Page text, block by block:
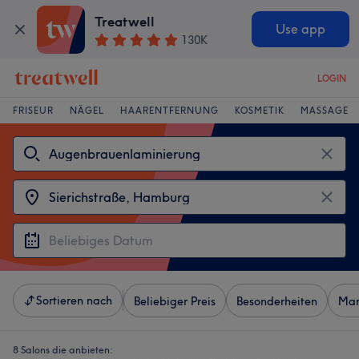
Treatwell
130K
Use app
LOGIN
FRISEUR NÄGEL HAARENTFERNUNG KOSMETIK MASSAGE
Sortieren nach Beliebiger Preis Besonderheiten
8 Salons die anbieten: